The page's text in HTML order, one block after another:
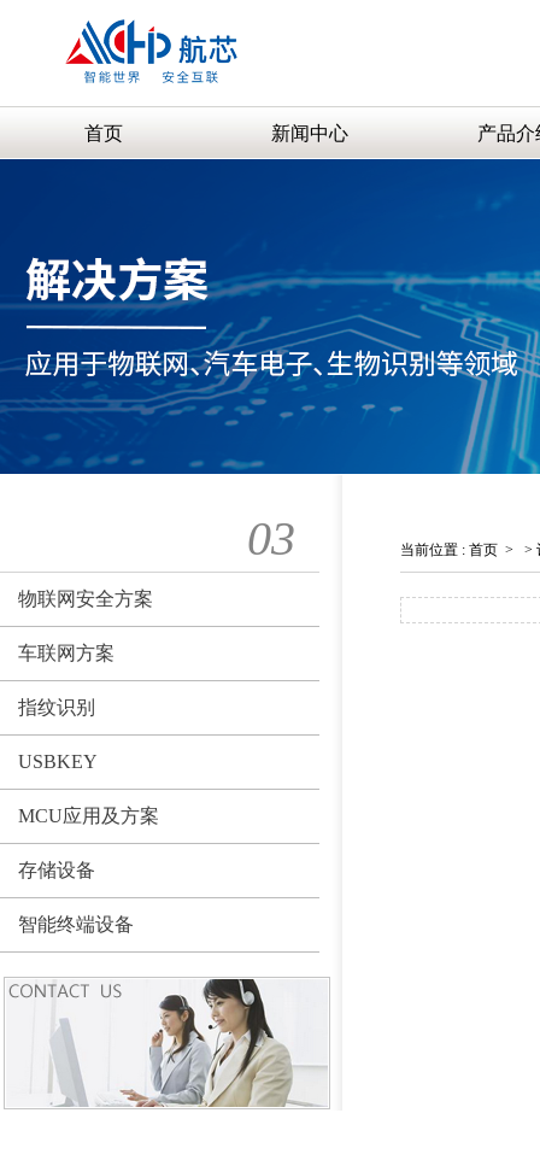
首页 新闻中心 产品介
03
物联网安全方案
车联网方案
指纹识别
USBKEY
MCU应用及方案
存储设备
智能终端设备
当前位置 : 首页 > >